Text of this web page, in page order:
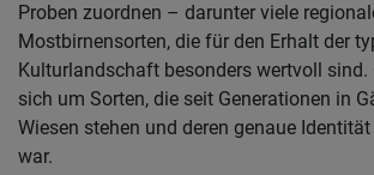
Proben zuordnen – darunter viele
Mostbirnensorten, die für den Erhalt der
Kulturlandschaft besonders wertvoll
sich um Sorten, die seit Generationen in
Wiesen stehen und deren genaue
war.